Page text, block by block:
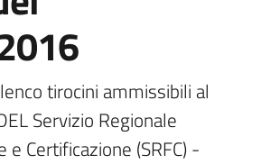
tirocini ammissibili al
Servizio Regionale
Certificazione (SRFC) -